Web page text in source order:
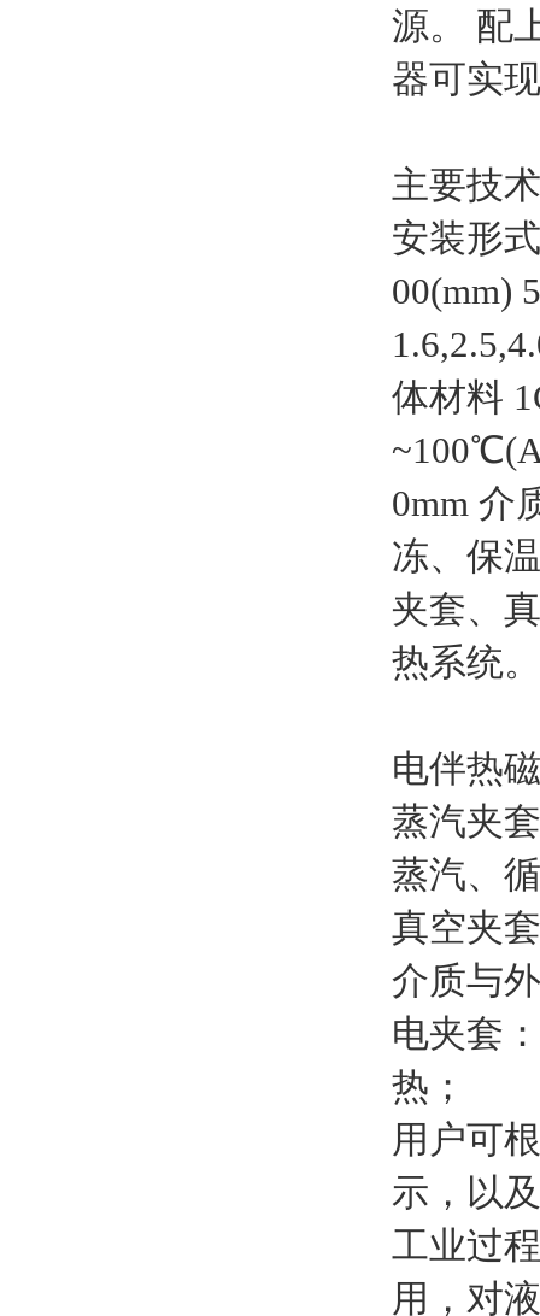
源。 配
器可实
主要技
安装形
00(mm)
体材料
0mm 介
冻、保
夹套、
热系统。
电伴热
蒸汽夹
蒸汽、
真空夹
介质与
电夹套
热；
用户可
示，以
工业过
用，对